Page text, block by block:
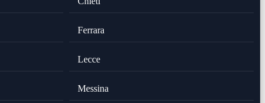
Ferrara
Lecce
Messina